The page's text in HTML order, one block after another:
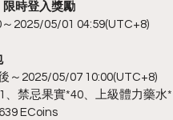
限時登入獎勵
2025/05/01 04:59(UTC+8)
～2025/05/07 10:00(UTC+8)
禁忌果實*40、上級體力藥水
ECoins